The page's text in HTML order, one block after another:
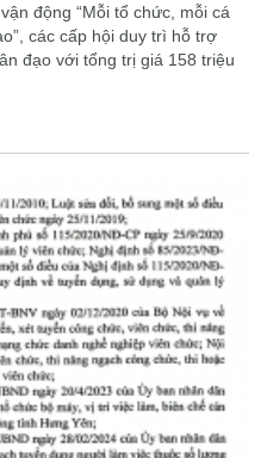
động “Mỗi tổ chức, mỗi cá
các cấp hội duy trì hỗ trợ
đạo với tổng trị giá 158 triệu